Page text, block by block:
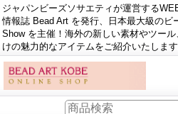
ジャパンビーズソサエティが運営する
情報誌 Bead Art を発行、日本最大級のビ
Show を主催！海外の新しい素材やツー
けの魅力的なアイテムをご紹介いたします